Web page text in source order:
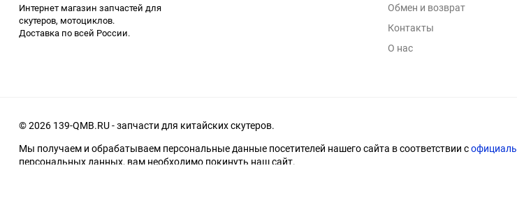
Интернет магазин запчастей для
скутеров, мотоциклов.
Доставка по всей России.
Обмен и возврат
Контакты
О нас
© 2026 139-QMB.RU - запчасти для китайских скутеров.
Мы получаем и обрабатываем персональные данные посетителей нашего сайта в соответствии с
персональных данных, вам необходимо покинуть наш сайт.